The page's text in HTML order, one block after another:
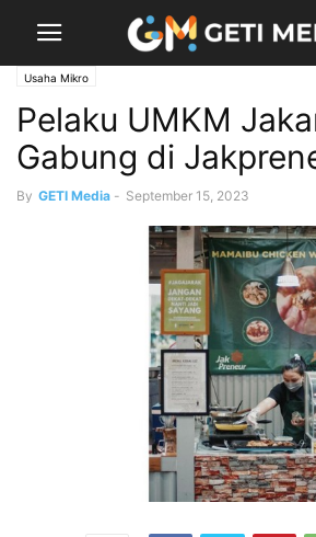
Usaha Mikro
Pelaku UMKM
Gabung di
By GETI Media - September 15, 2023